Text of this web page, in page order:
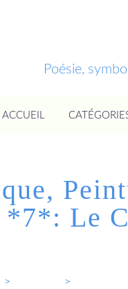
Poésie,
ACCUEIL
*7*: Le
>
>